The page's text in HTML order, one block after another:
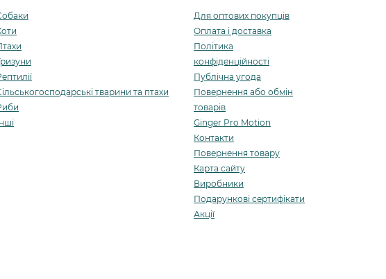
тварини та птахи
Для оптових покупців
Оплата і доставка
Політика
конфіденційності
Публічна угода
Повернення або обмін
товарів
Ginger Pro Motion
Контакти
Повернення товару
Карта сайту
Виробники
Подарункові сертифікати
Акції